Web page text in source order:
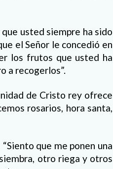
usted siempre ha sido
el Señor le concedió en
los frutos que usted ha
a recogerlos”.
de Cristo rey ofrece
rosarios, hora santa,
que me ponen una
otro riega y otros